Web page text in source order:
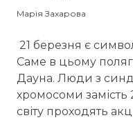
Марія Захарова
21 березня є
Саме в цьому
Дауна. Люди з
хромосоми
світу проходять